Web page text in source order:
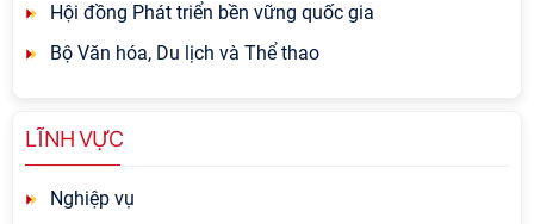
Hội đồng Phát triển bền vững quốc gia
Bộ Văn hóa, Du lịch và Thể thao
LĨNH VỰC
Nghiệp vụ